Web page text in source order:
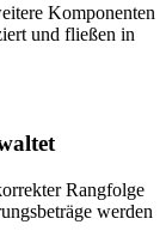
Komponenten
und fließen in
Rangfolge
werden